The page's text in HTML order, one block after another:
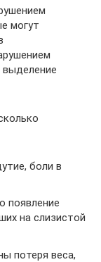
могут
выделение
боли в
появление
на слизистой
потеря веса,